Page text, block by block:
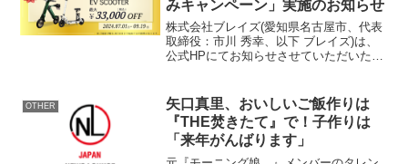
みキャンペーン」実施のお知らせ
株式会社ブレイズ(愛知県名古屋市、代表
取締役：市川 秀幸、以下 ブレイズ)は、
公式HPにてお知らせさせていただいた通
(月)より期間限定の駆け込みキャンペーン
を実施中...
OTHER
矢口真里、おいしいご飯作りは
『THE焚きたて』で！子作りは
「来年がんばります」